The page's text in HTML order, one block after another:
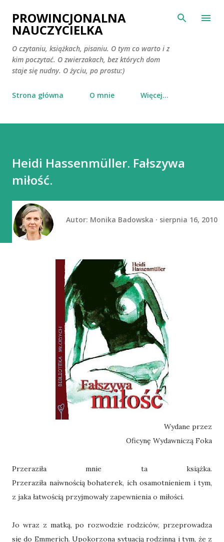
Przejdź do głównej zawartości
PROWINCJONALNA
NAUCZYCIELKA
O czytaniu, książkach, pisaniu. O tym co warto i z
kim poczytać. O zwierzakach, bez których dom
staje się nudny. O życiu, po prostu:)
Strona główna O mnie Więcej…
Heidi Hassenmüller. Fałszywa
miłość.
Autor: Monika Badowska sierpnia 16, 2010
Wydane przez
Oficynę Wydawniczą Foka
Przeraziła mnie ta książka.
Przeraziła naiwnością bohaterek, ich osamotnieniem i tym,
z jaka łatwością przyjmowały zapewnienia o miłości.
Jo wraz z matką, po rozwodzie rodziców, przeprowadza
się do Emmerich. Upokorzona sytuacją rodzinną i tym, że z